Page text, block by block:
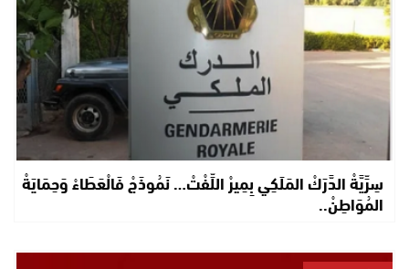
سِرِّيَّةْ الدَّرَكْ المَلَكِي بِمِيرْ اللِّفْتْ… نَمُوذَجْ فَالْعَطَاءْ وَحِمَايَةْ
المُوَاطِنْ..